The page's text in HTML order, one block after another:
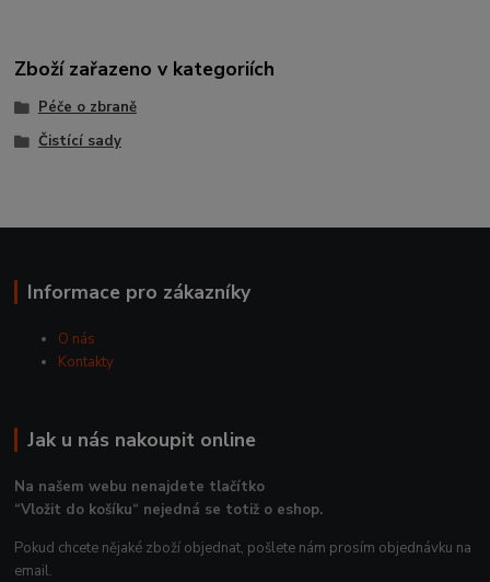
Zboží zařazeno v kategoriích
Péče o zbraně
Čistící sady
Informace pro zákazníky
O nás
Kontakty
Jak u nás nakoupit online
Na našem webu nenajdete tlačítko
“Vložit do košíku“ nejedná se totiž o eshop.
Pokud chcete nějaké zboží objednat, pošlete nám prosím objednávku na
email.